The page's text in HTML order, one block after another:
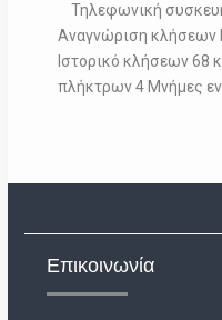
Τηλεφωνική
Αναγνώριση κλήσεων
Ιστορικό κλήσεων
πλήκτρων 4 Μνήμες
Επικοινωνία